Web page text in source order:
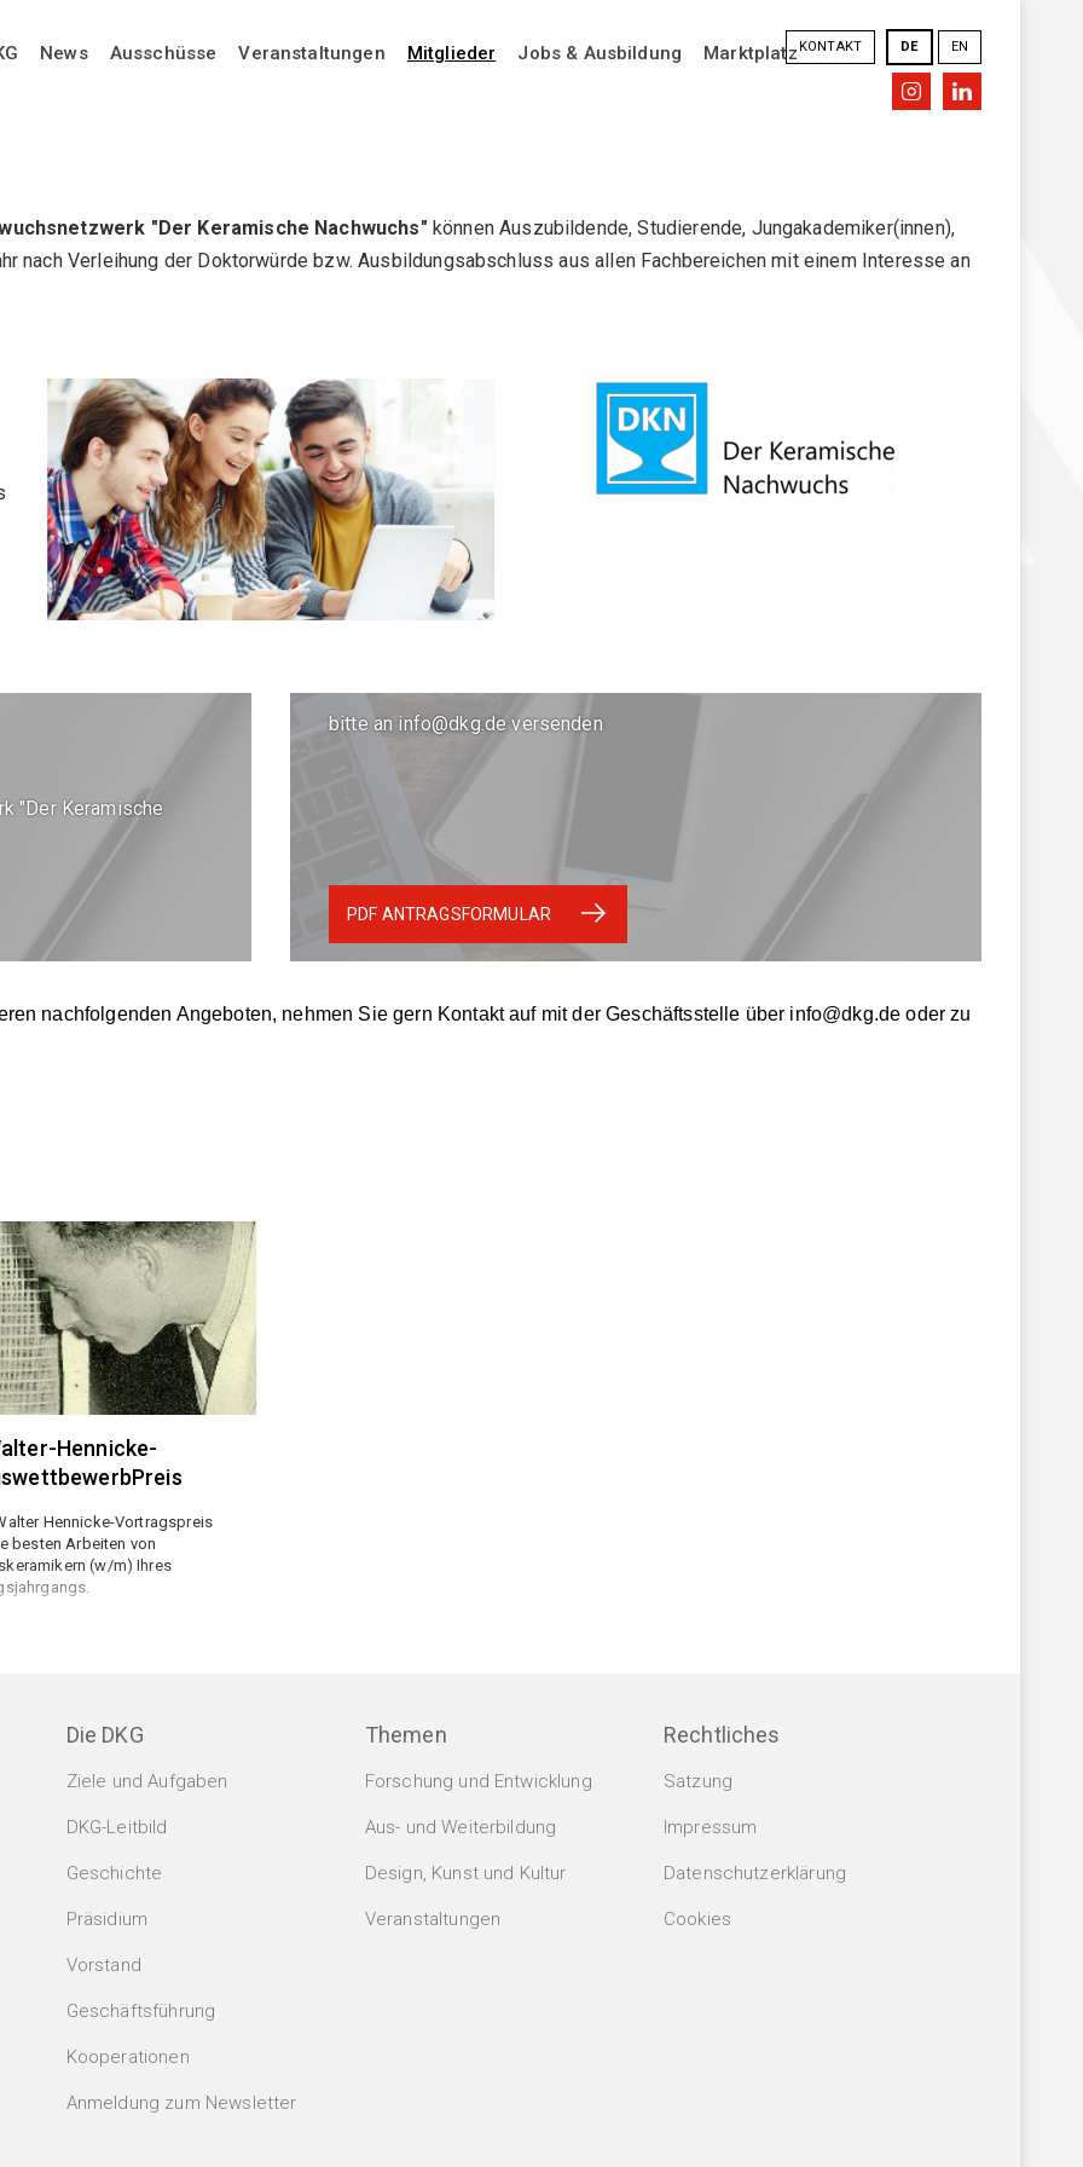
News Ausschüsse Veranstaltungen Mitglieder Jobs & Ausbildung Marktplatz KONTAKT DE EN
"Der Keramische Nachwuchs" können Auszubildende, Studierende, Jungakademiker(innen),
nach Verleihung der Doktorwürde bzw. Ausbildungsabschluss aus allen Fachbereichen mit einem Interesse an
"Der Keramische
bitte an info@dkg.de versenden
PDF ANTRAGSFORMULAR
nachfolgenden Angeboten, nehmen Sie gern Kontakt auf mit der Geschäftsstelle über info@dkg.de oder zu
Hennicke-
Hennicke-Vortragspreis
besten Arbeiten von
(w/m) Ihres
Die DKG
Ziele und Aufgaben
DKG-Leitbild
Geschichte
Präsidium
Vorstand
Geschäftsführung
Kooperationen
Anmeldung zum Newsletter
Themen
Forschung und Entwicklung
Aus- und Weiterbildung
Design, Kunst und Kultur
Veranstaltungen
Rechtliches
Satzung
Impressum
Datenschutzerklärung
Cookies